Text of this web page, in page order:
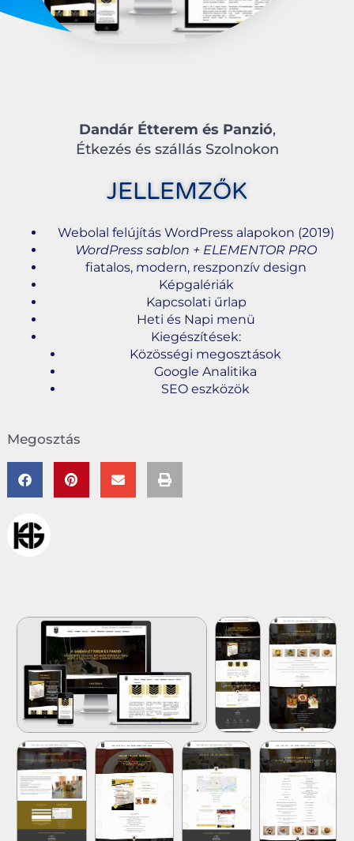
Dandár Étterem és Panzió,
Étkezés és szállás Szolnokon
JELLEMZŐK
Webolal felújítás WordPress alapokon (2019)
WordPress sablon + ELEMENTOR PRO
fiatalos, modern, reszponzív design
Képgalériák
Kapcsolati űrlap
Heti és Napi menü
Kiegészítések:
Közösségi megosztások
Google Analitika
SEO eszközök
Megosztás